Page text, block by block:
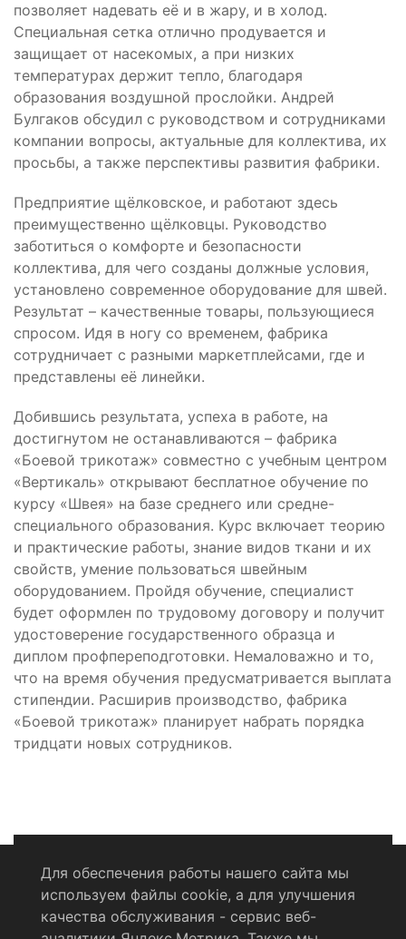
позволяет надевать её и в жару, и в холод.
Специальная сетка отлично продувается и
защищает от насекомых, а при низких
температурах держит тепло, благодаря
образования воздушной прослойки. Андрей
Булгаков обсудил с руководством и сотрудниками
компании вопросы, актуальные для коллектива, их
просьбы, а также перспективы развития фабрики.
Предприятие щёлковское, и работают здесь
преимущественно щёлковцы. Руководство
заботиться о комфорте и безопасности
коллектива, для чего созданы должные условия,
установлено современное оборудование для швей.
Результат – качественные товары, пользующиеся
спросом. Идя в ногу со временем, фабрика
сотрудничает с разными маркетплейсами, где и
представлены её линейки.
Добившись результата, успеха в работе, на
достигнутом не останавливаются – фабрика
«Боевой трикотаж» совместно с учебным центром
«Вертикаль» открывают бесплатное обучение по
курсу «Швея» на базе среднего или средне-
специального образования. Курс включает теорию
и практические работы, знание видов ткани и их
свойств, умение пользоваться швейным
оборудованием. Пройдя обучение, специалист
будет оформлен по трудовому договору и получит
удостоверение государственного образца и
диплом профпереподготовки. Немаловажно и то,
что на время обучения предусматривается выплата
стипендии. Расширив производство, фабрика
«Боевой трикотаж» планирует набрать порядка
тридцати новых сотрудников.
Политика конфиденциальности
Для обеспечения работы нашего сайта мы
используем файлы cookie, а для улучшения
качества обслуживания - сервис веб-